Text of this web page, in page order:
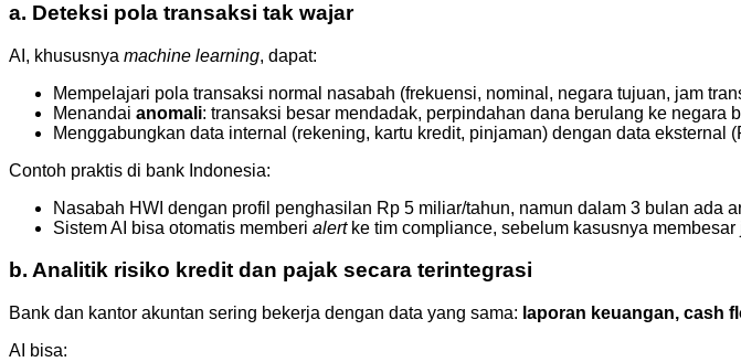
a. Deteksi pola transaksi tak wajar
AI, khususnya machine learning, dapat:
Mempelajari pola transaksi normal nasabah (frekuensi, nominal, negara tujuan, jam
Menandai anomali: transaksi besar mendadak, perpindahan dana berulang ke
Menggabungkan data internal (rekening, kartu kredit, pinjaman) dengan data eksternal
Contoh praktis di bank Indonesia:
Nasabah HWI dengan profil penghasilan Rp 5 miliar/tahun, namun dalam 3 bulan
Sistem AI bisa otomatis memberi alertke tim compliance, sebelum kasusnya
b. Analitik risiko kredit dan pajak secara terintegrasi
Bank dan kantor akuntan sering bekerja dengan data yang sama: laporan keuangan, cash
AI bisa: